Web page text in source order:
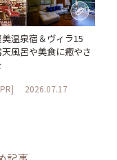
温泉宿＆ヴィラ15
風呂や美食に癒やさ
2026.07.17